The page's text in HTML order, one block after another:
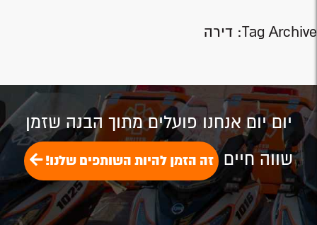
Tag Archive: דירה
יום יום אנחנו פועלים מתוך הבנה שזמן
שווה חיים זה הזמן להיות השותפים שלנו!